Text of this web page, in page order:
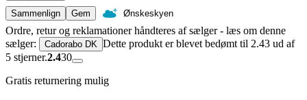
Sammenlign
Gem Ønskeskyen
Ordre, retur og reklamationer håndteres af sælger - læs om denne
sælger:
Cadorabo DK Dette produkt er blevet bedømt til 2.43 ud af
5 stjerner.2.430
Gratis returnering mulig